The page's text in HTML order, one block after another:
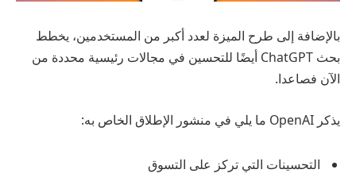
بالإضافة إلى طرح الميزة لعدد أكبر من المستخدمين، يخطط
بحث ChatGPT أيضًا للتحسين في مجالات رئيسية محددة من
الآن فصاعدا.
يذكر OpenAI ما يلي في منشور الإطلاق الخاص به:
التحسينات التي تركز على التسوق